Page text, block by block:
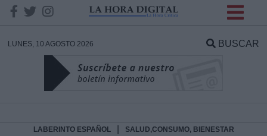
LUNES, 10 AGOSTO 2026 BUSCAR
LABERINTO ESPAÑOL SALUD,CONSUMO, BIENESTAR
DATOS
Responsable: